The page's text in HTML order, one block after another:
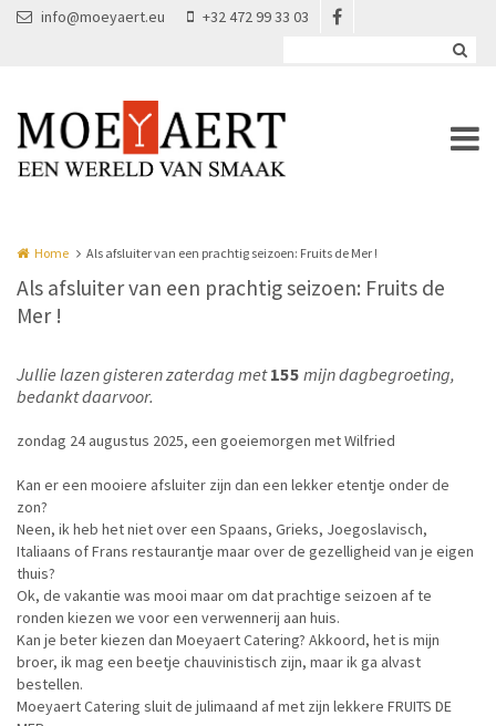
Overslaan en naar de inhoud gaan
info@moeyaert.eu +32 472 99 33 03
Home Als afsluiter van een prachtig seizoen: Fruits de Mer !
Als afsluiter van een prachtig seizoen: Fruits de
Mer !
Jullie lazen gisteren zaterdag met155 mijn dagbegroeting,
bedankt daarvoor.
zondag 24 augustus 2025, een goeiemorgen met Wilfried
Kan er een mooiere afsluiter zijn dan een lekker etentje onder de
zon?
Neen, ik heb het niet over een Spaans, Grieks, Joegoslavisch,
Italiaans of Frans restaurantje maar over de gezelligheid van je eigen
thuis?
Ok, de vakantie was mooi maar om dat prachtige seizoen af te
ronden kiezen we voor een verwennerij aan huis.
Kan je beter kiezen dan Moeyaert Catering? Akkoord, het is mijn
broer, ik mag een beetje chauvinistisch zijn, maar ik ga alvast
bestellen.
Moeyaert Catering sluit de julimaand af met zijn lekkere FRUITS DE